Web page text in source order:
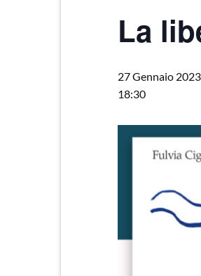
La
27 Gennaio 2023
18:30